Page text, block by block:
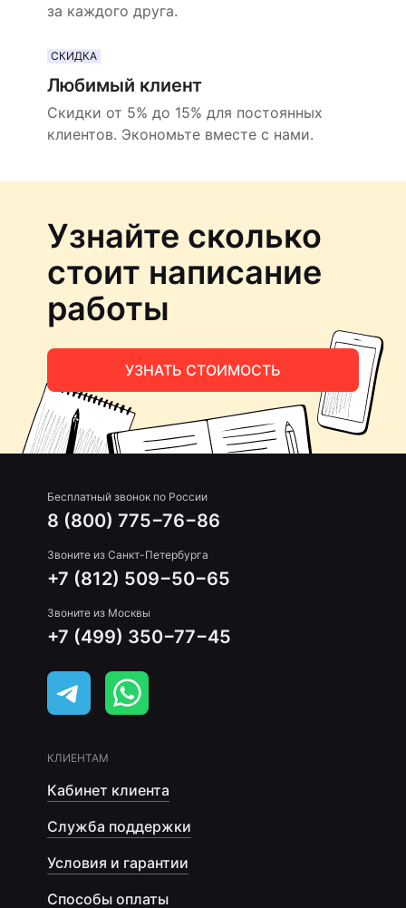
за каждого друга.
СКИДКА
Любимый клиент
Скидки от 5% до 15% для постоянных
клиентов. Экономьте вместе с нами.
Узнайте сколько
стоит написание
работы
УЗНАТЬ СТОИМОСТЬ
Бесплатный звонок по России
8 (800) 775−76−86
Звоните из Санкт-Петербурга
+7 (812) 509−50−65
Звоните из Москвы
+7 (499) 350−77−45
КЛИЕНТАМ
Кабинет клиента
Служба поддержки
Условия и гарантии
Способы оплаты